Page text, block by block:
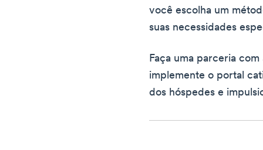
você escolha um
suas necessidades
Faça uma parceria
implemente o portal
dos hóspedes e